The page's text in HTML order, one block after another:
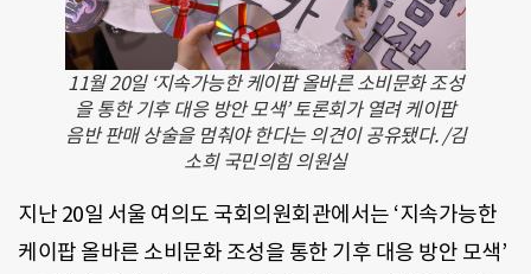
11월 20일 ‘지속가능한 케이팝 올바른 소비문화 조성
을 통한 기후 대응 방안 모색’ 토론회가 열려 케이팝
음반 판매 상술을 멈춰야 한다는 의견이 공유됐다. /김
소희 국민의힘 의원실
지난 20일 서울 여의도 국회의원회관에서는 ‘지속가능한
케이팝 올바른 소비문화 조성을 통한 기후 대응 방안 모색’